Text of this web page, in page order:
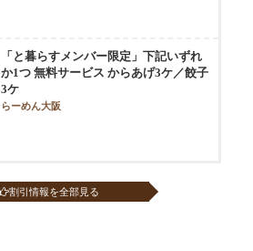
「と暮らすメンバー限定」下記いずれ
か1つ 無料サービス からあげ3ケ／餃子
3ケ
らーめん大阪
割引情報を全部見る